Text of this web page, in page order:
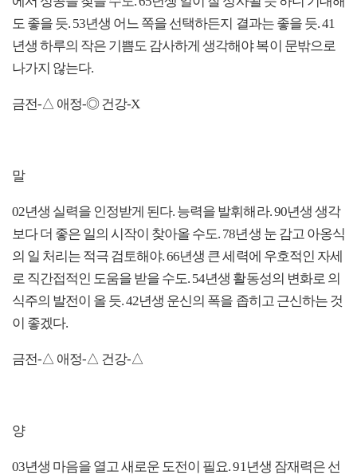
도 좋을 듯. 53년생 어느 쪽을 선택하든지 결과는 좋을 듯. 41
년생 하루의 작은 기쁨도 감사하게 생각해야 복이 문밖으로
나가지 않는다.
금전-△ 애정-◎ 건강-X
말
02년생 실력을 인정받게 된다. 능력을 발휘해라. 90년생 생각
보다 더 좋은 일의 시작이 찾아올 수도. 78년생 눈 감고 아옹식
의 일 처리는 적극 검토해야. 66년생 큰 세력에 우호적인 자세
로 직간접적인 도움을 받을 수도. 54년생 활동성의 변화로 의
식주의 발전이 올 듯. 42년생 운신의 폭을 좁히고 근신하는 것
이 좋겠다.
금전-△ 애정-△ 건강-△
양
03년생 마음을 열고 새로운 도전이 필요. 91년생 잠재력은 선